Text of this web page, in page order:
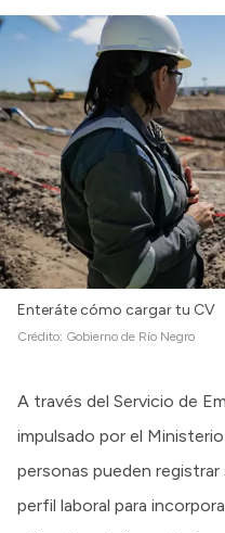
Enteráte cómo cargar tu CV
Crédito: Gobierno de Río Negro
A través del Servicio de
impulsado por el
personas pueden
perfil laboral para